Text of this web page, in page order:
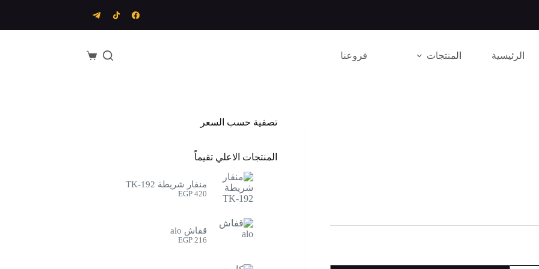
الرئيسية المنتجات فروعنا
عربة
تصفية حسب السعر
المنتجات الاعلي تقيماً
منقار شريطة TK-192
EGP420
قفاش alo
EGP216